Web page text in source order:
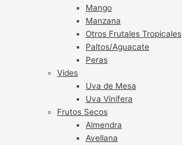
Mango
Manzana
Otros Frutales Tropicales
Paltos/Aguacate
Peras
Vides
Uva de Mesa
Uva Vinífera
Frutos Secos
Almendra
Avellana